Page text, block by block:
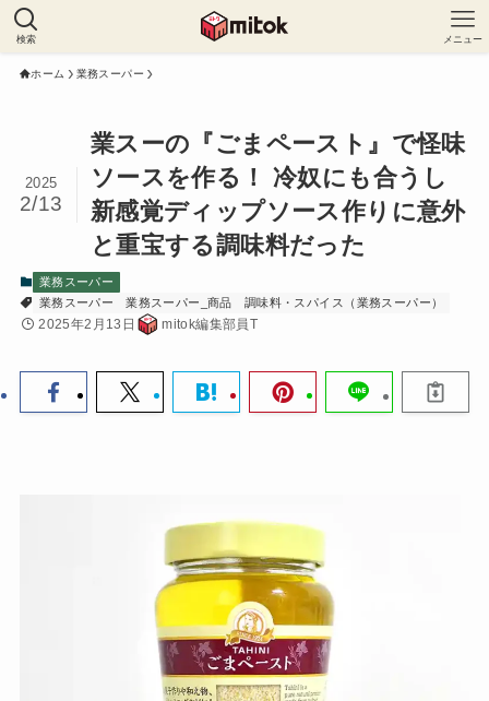
検索 メニュー
ホーム 業務スーパー
業スーの『ごまペースト』で怪味
ソースを作る！ 冷奴にも合うし
新感覚ディップソース作りに意外
と重宝する調味料だった
2025
2/13
業務スーパー
業務スーパー
業務スーパー_商品 調味料・スパイス（業務スーパー）
2025年2月13日 mitok編集部員T